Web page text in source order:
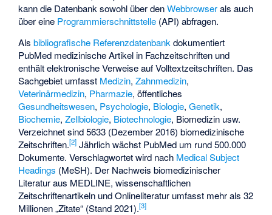
kann die Datenbank sowohl über denWebbrowserals auch
über eine Programmierschnittstelle (API) abfragen.
Alsbibliografische Referenzdatenbank dokumentiert
PubMed medizinische Artikel in Fachzeitschriften und
enthält elektronische Verweise auf Volltextzeitschriften. Das
Sachgebiet umfasst Medizin,Zahnmedizin,
Veterinärmedizin, Pharmazie, öffentliches
Gesundheitswesen, Psychologie, Biologie,Genetik,
Biochemie,Zellbiologie, Biotechnologie, Biomedizin usw.
Verzeichnet sind 5633 (Dezember 2016) biomedizinische
Zeitschriften.[2] Jährlich wächst PubMed um rund 500.000
Dokumente. Verschlagwortet wird nach Medical Subject
Headings (MeSH). Der Nachweis biomedizinischer
Literatur aus MEDLINE, wissenschaftlichen
Zeitschriftenartikeln und Onlineliteratur umfasst mehr als 32
Millionen „Zitate“ (Stand 2021).[3]